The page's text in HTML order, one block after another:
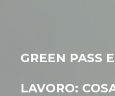
GREEN PASS
LAVORO: